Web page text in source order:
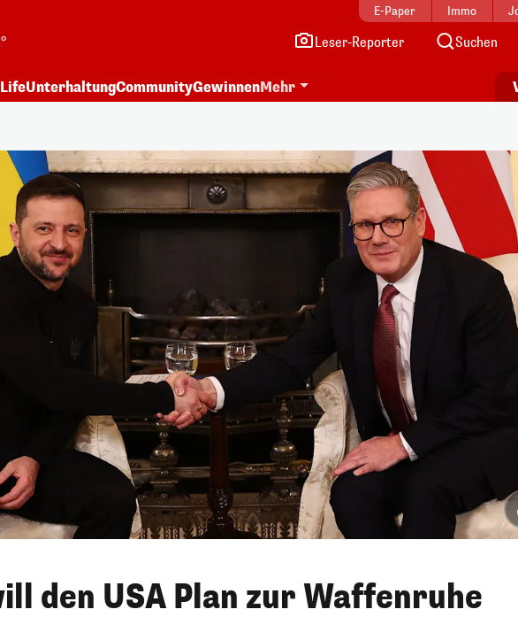
E-Paper Immo
Leser-Reporter Suchen
LifeUnterhaltungCommunityGewinnenMehr
den USA Plan zur Waffenruhe